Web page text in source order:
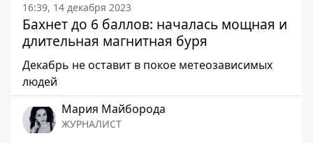
16:39, 14 декабря 2023
Бахнет до 6 баллов: началась мощная и
длительная магнитная буря
Декабрь не оставит в покое метеозависимых
людей
Мария Майборода
ЖУРНАЛИСТ